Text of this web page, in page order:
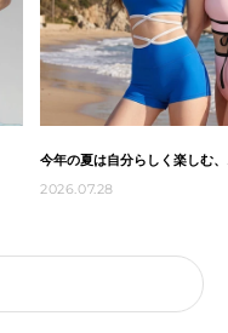
今年の夏は自分らしく楽しむ
2026.07.28